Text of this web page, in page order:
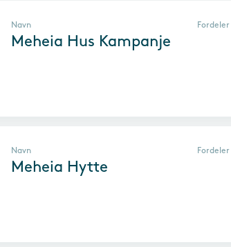
Navn
Meheia Hus Kampanje
Fordeler
Navn
Meheia Hytte
Fordeler